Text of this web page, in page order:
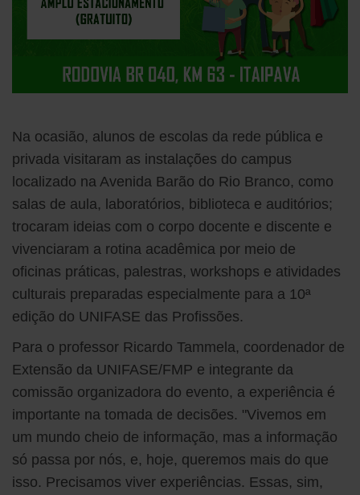
Na ocasião, alunos de escolas da rede pública e
privada visitaram as instalações do campus
localizado na Avenida Barão do Rio Branco, como
salas de aula, laboratórios, biblioteca e auditórios;
trocaram ideias com o corpo docente e discente e
vivenciaram a rotina acadêmica por meio de
oficinas práticas, palestras, workshops e atividades
culturais preparadas especialmente para a 10ª
edição do UNIFASE das Profissões.
Para o professor Ricardo Tammela, coordenador de
Extensão da UNIFASE/FMP e integrante da
comissão organizadora do evento, a experiência é
importante na tomada de decisões. "Vivemos em
um mundo cheio de informação, mas a informação
só passa por nós, e, hoje, queremos mais do que
isso. Precisamos viver experiências. Essas, sim,